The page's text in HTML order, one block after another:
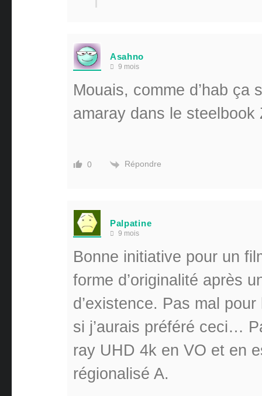
Asahno
9 mois
Mouais, comme d’hab ça
amaray dans le steelbook
0 Répondre
Palpatine
9 mois
Bonne initiative pour un
forme d’originalité après
d’existence. Pas mal
si j’aurais préféré ceci…
ray UHD 4k en VO et en
régionalisé A.